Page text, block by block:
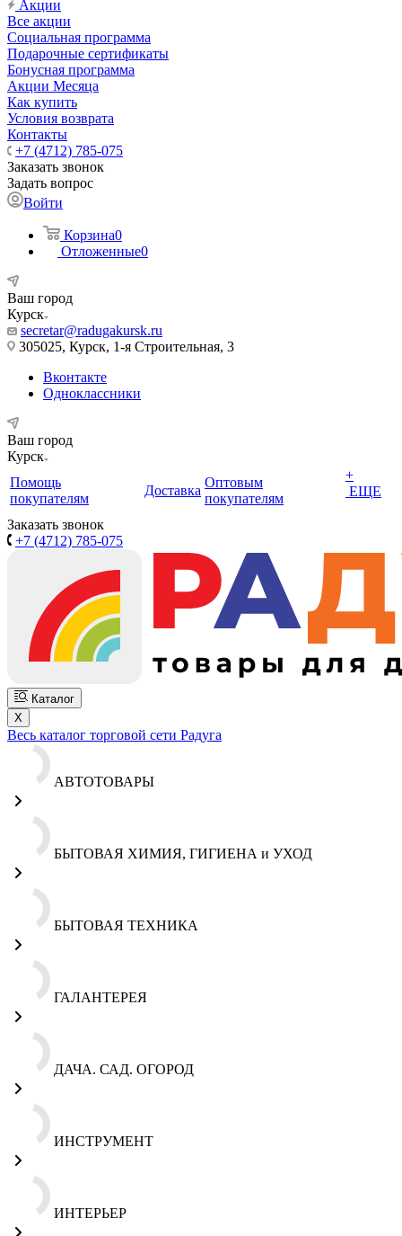
Акции
Все акции
Социальная программа
Подарочные сертификаты
Бонусная программа
Акции Месяца
Как купить
Условия возврата
Контакты
+7 (4712) 785-075
Заказать звонок
Задать вопрос
Войти
Корзина0
Отложенные0
Ваш город
Курск
secretar@radugakursk.ru
305025, Курск, 1-я Строительная, 3
Вконтакте
Одноклассники
Ваш город
Курск
Помощь
покупателям
Доставка
Оптовым
покупателям
+
ЕЩЕ
Заказать звонок
+7 (4712) 785-075
Каталог
X
Весь каталог торговой сети Радуга
АВТОТОВАРЫ
БЫТОВАЯ ХИМИЯ, ГИГИЕНА и УХОД
БЫТОВАЯ ТЕХНИКА
ГАЛАНТЕРЕЯ
ДАЧА. САД. ОГОРОД
ИНСТРУМЕНТ
ИНТЕРЬЕР